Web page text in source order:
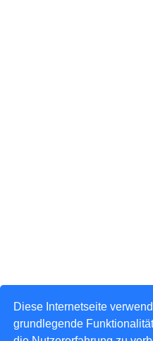
Diese Internetseite
grundlegende